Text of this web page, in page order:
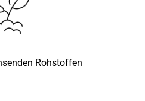
Rohstoffen